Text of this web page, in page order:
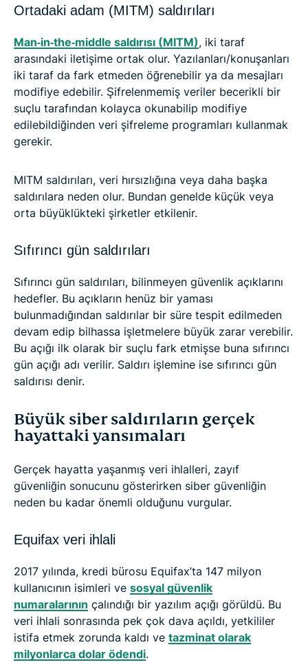
Ortadaki adam (MITM) saldırıları
Man‑in‑the‑middle saldırısı (MITM), iki taraf
arasındaki iletişime ortak olur. Yazılanları/konuşanları
iki taraf da fark etmeden öğrenebilir ya da mesajları
modifiye edebilir. Şifrelenmemiş veriler becerikli bir
suçlu tarafından kolayca okunabilip modifiye
edilebildiğinden veri şifreleme programları kullanmak
gerekir.
MITM saldırıları, veri hırsızlığına veya daha başka
saldırılara neden olur. Bundan genelde küçük veya
orta büyüklükteki şirketler etkilenir.
Sıfırıncı gün saldırıları
Sıfırıncı gün saldırıları, bilinmeyen güvenlik açıklarını
hedefler. Bu açıkların henüz bir yaması
bulunmadığından saldırılar bir süre tespit edilmeden
devam edip bilhassa işletmelere büyük zarar verebilir.
Bu açığı ilk olarak bir suçlu fark etmişse buna sıfırıncı
gün açığı adı verilir. Saldırı işlemine ise sıfırıncı gün
saldırısı denir.
Büyük siber saldırıların gerçek
hayattaki yansımaları
Gerçek hayatta yaşanmış veri ihlalleri, zayıf
güvenliğin sonucunu gösterirken siber güvenliğin
neden bu kadar önemli olduğunu vurgular.
Equifax veri ihlali
2017 yılında, kredi bürosu Equifax’ta 147 milyon
kullanıcının isimleri ve sosyal güvenlik
numaralarının çalındığı bir yazılım açığı görüldü. Bu
veri ihlali sonrasında pek çok dava açıldı, yetkililer
istifa etmek zorunda kaldı ve tazminat olarak
milyonlarca dolar ödendi.